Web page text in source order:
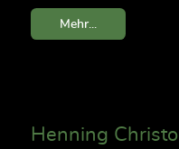
Mehr...
Henning